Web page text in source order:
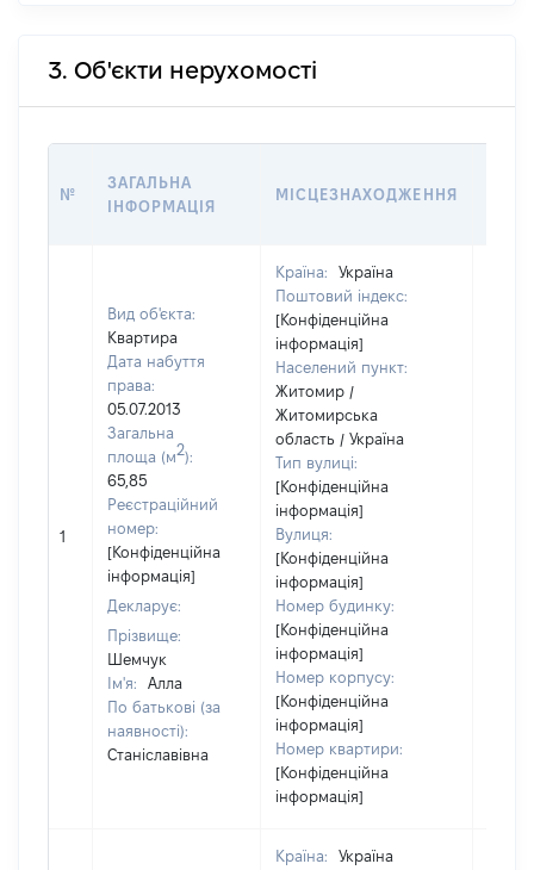
3. Об'єкти нерухомості
№
ЗАГАЛЬНА
ІНФОРМАЦІЯ
МІСЦЕЗНАХОДЖЕННЯ
1
Вид об'єкта:
Квартира
Дата набуття
права:
05.07.2013
Загальна
площа (м2):
65,85
Реєстраційний
номер:
[Конфіденційна
інформація]
Декларує:
Прізвище:
Шемчук
Ім'я:
Алла
По батькові (за
наявності):
Станіславівна
Країна:
Україна
Поштовий індекс:
[Конфіденційна
інформація]
Населений пункт:
Житомир /
Житомирська
область / Україна
Тип вулиці:
[Конфіденційна
інформація]
Вулиця:
[Конфіденційна
інформація]
Номер будинку:
[Конфіденційна
інформація]
Номер корпусу:
[Конфіденційна
інформація]
Номер квартири:
[Конфіденційна
інформація]
Країна:
Україна